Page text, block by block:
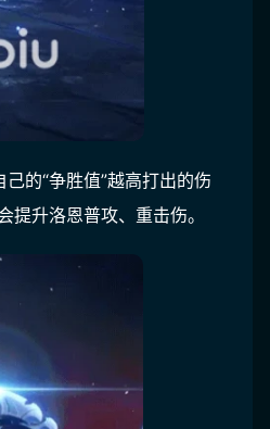
的“争胜值”越高打出的伤
升洛恩普攻、重击伤。